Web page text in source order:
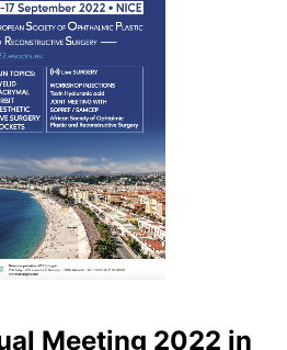
Meeting 2022 in